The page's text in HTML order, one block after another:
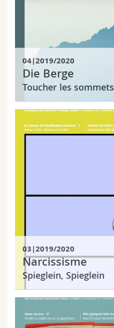
04|2019/2020
Die Berge
Toucher les sommets
03|2019/2020
Narcissisme
Spieglein, Spieglein